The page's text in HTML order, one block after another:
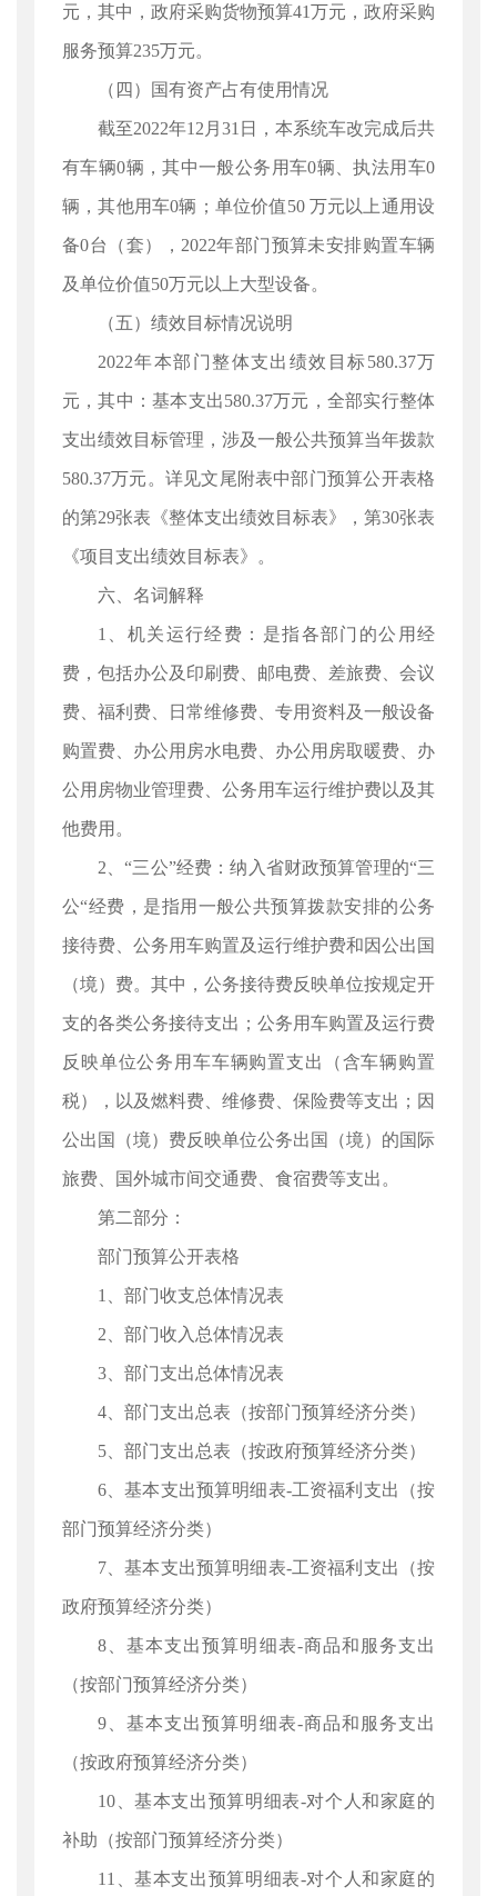
元，其中，政府采购货物预算41万元，政府采购
服务预算235万元。
（四）国有资产占有使用情况
截至2022年12月31日，本系统车改完成后共
有车辆0辆，其中一般公务用车0辆、执法用车0
辆，其他用车0辆；单位价值50 万元以上通用设
备0台（套），2022年部门预算未安排购置车辆
及单位价值50万元以上大型设备。
（五）绩效目标情况说明
2022年本部门整体支出绩效目标580.37万
元，其中：基本支出580.37万元，全部实行整体
支出绩效目标管理，涉及一般公共预算当年拨款
580.37万元。详见文尾附表中部门预算公开表格
的第29张表《整体支出绩效目标表》，第30张表
《项目支出绩效目标表》。
六、名词解释
1、机关运行经费：是指各部门的公用经
费，包括办公及印刷费、邮电费、差旅费、会议
费、福利费、日常维修费、专用资料及一般设备
购置费、办公用房水电费、办公用房取暖费、办
公用房物业管理费、公务用车运行维护费以及其
他费用。
2、“三公”经费：纳入省财政预算管理的“三
公“经费，是指用一般公共预算拨款安排的公务
接待费、公务用车购置及运行维护费和因公出国
（境）费。其中，公务接待费反映单位按规定开
支的各类公务接待支出；公务用车购置及运行费
反映单位公务用车车辆购置支出（含车辆购置
税），以及燃料费、维修费、保险费等支出；因
公出国（境）费反映单位公务出国（境）的国际
旅费、国外城市间交通费、食宿费等支出。
第二部分：
部门预算公开表格
1、部门收支总体情况表
2、部门收入总体情况表
3、部门支出总体情况表
4、部门支出总表（按部门预算经济分类）
5、部门支出总表（按政府预算经济分类）
6、基本支出预算明细表-工资福利支出（按
部门预算经济分类）
7、基本支出预算明细表-工资福利支出（按
政府预算经济分类）
8、基本支出预算明细表-商品和服务支出
（按部门预算经济分类）
9、基本支出预算明细表-商品和服务支出
（按政府预算经济分类）
10、基本支出预算明细表-对个人和家庭的
补助（按部门预算经济分类）
11、基本支出预算明细表-对个人和家庭的